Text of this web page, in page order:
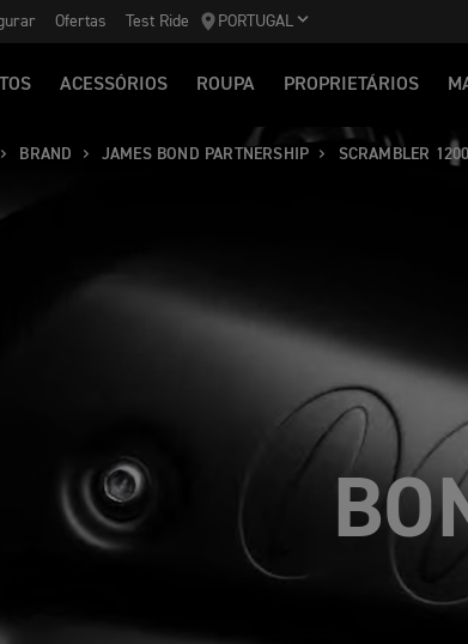
Ofertas Test Ride PORTUGAL
ACESSÓRIOS ROUPA PROPRIETÁRIOS
BRAND JAMES BOND PARTNERSHIP SCRAMBLER